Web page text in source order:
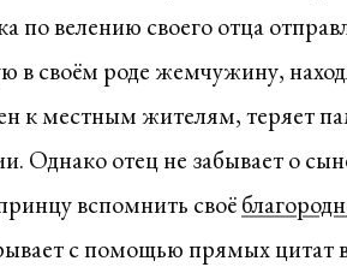
по велению своего отца
в своём роде жемчужину,
к местным жителям, теряет
Однако отец не забывает о
вспомнить своё
с помощью прямых цитат